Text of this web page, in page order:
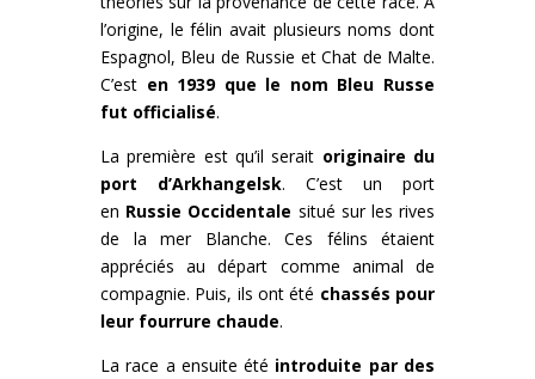
l’origine, le félin avait plusieurs noms dont
Espagnol, Bleu de Russie et Chat de Malte.
C’est en 1939 que le nom Bleu Russe
fut officialisé.
La première est qu’il serait originaire du
port d’Arkhangelsk. C’est un port
en Russie Occidentale situé sur les rives
de la mer Blanche. Ces félins étaient
appréciés au départ comme animal de
compagnie. Puis, ils ont été chassés pour
leur fourrure chaude.
La race a ensuite été introduite par des